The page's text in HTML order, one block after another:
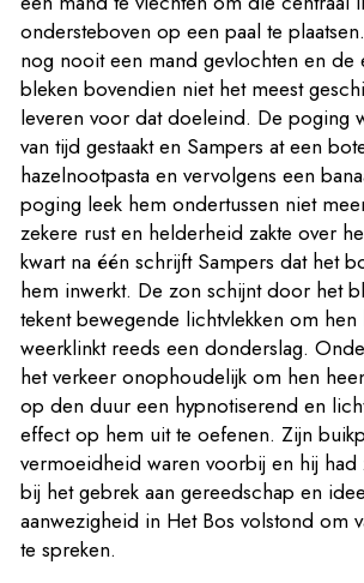
ondersteboven op een paal te
nog nooit een mand gevlochten en de
bleken bovendien niet het meest
leveren voor dat doeleind. De poging
van tijd gestaakt en Sampers at een
hazelnootpasta en vervolgens een
poging leek hem ondertussen niet
zekere rust en helderheid zakte over
kwart na één schrijft Sampers dat het
hem inwerkt. De zon schijnt door het
tekent bewegende lichtvlekken om
weerklinkt reeds een donderslag.
het verkeer onophoudelijk om hen
op den duur een hypnotiserend en
effect op hem uit te oefenen. Zijn
vermoeidheid waren voorbij en hij
bij het gebrek aan gereedschap en
aanwezigheid in Het Bos volstond om
te spreken.